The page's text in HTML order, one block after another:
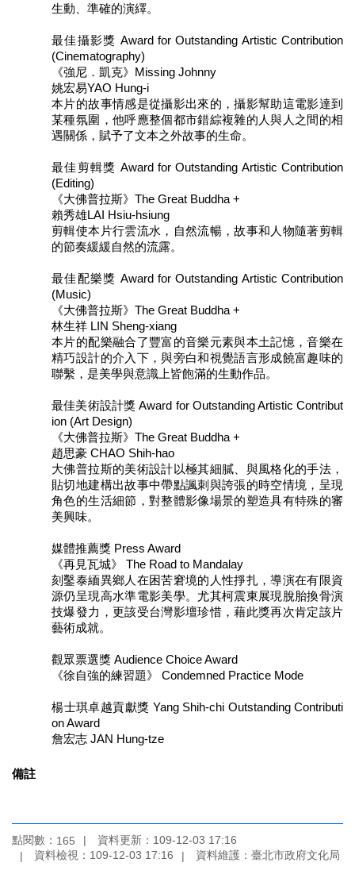
生動、準確的演繹。
最佳攝影獎 Award for Outstanding Artistic Contribution
(Cinematography)
《強尼．凱克》Missing Johnny
姚宏易YAO Hung-i
本片的故事情感是從攝影出來的，攝影幫助這電影達到
某種氛圍，他呼應整個都市錯綜複雜的人與人之間的相
遇關係，賦予了文本之外故事的生命。
最佳剪輯獎 Award for Outstanding Artistic Contribution
(Editing)
《大佛普拉斯》The Great Buddha +
賴秀雄LAI Hsiu-hsiung
剪輯使本片行雲流水，自然流暢，故事和人物隨著剪輯
的節奏緩緩自然的流露。
最佳配樂獎 Award for Outstanding Artistic Contribution
(Music)
《大佛普拉斯》The Great Buddha +
林生祥 LIN Sheng-xiang
本片的配樂融合了豐富的音樂元素與本土記憶，音樂在
精巧設計的介入下，與旁白和視覺語言形成饒富趣味的
聯繫，是美學與意識上皆飽滿的生動作品。
最佳美術設計獎 Award for Outstanding Artistic Contribut
ion (Art Design)
《大佛普拉斯》The Great Buddha +
趙思豪 CHAO Shih-hao
大佛普拉斯的美術設計以極其細膩、與風格化的手法，
貼切地建構出故事中帶點諷刺與誇張的時空情境，呈現
角色的生活細節，對整體影像場景的塑造具有特殊的審
美興味。
媒體推薦獎 Press Award
《再見瓦城》 The Road to Mandalay
刻鑿泰緬異鄉人在困苦窘境的人性掙扎，導演在有限資
源仍呈現高水準電影美學。尤其柯震東展現脫胎換骨演
技爆發力，更該受台灣影壇珍惜，藉此獎再次肯定該片
藝術成就。
觀眾票選獎 Audience Choice Award
《徐自強的練習題》 Condemned Practice Mode
楊士琪卓越貢獻獎 Yang Shih-chi Outstanding Contributi
on Award
詹宏志 JAN Hung-tze
備註
點閱數： 165
資料更新：109-12-03 17:16
資料檢視：109-12-03 17:16
資料維護：臺北市政府文化局